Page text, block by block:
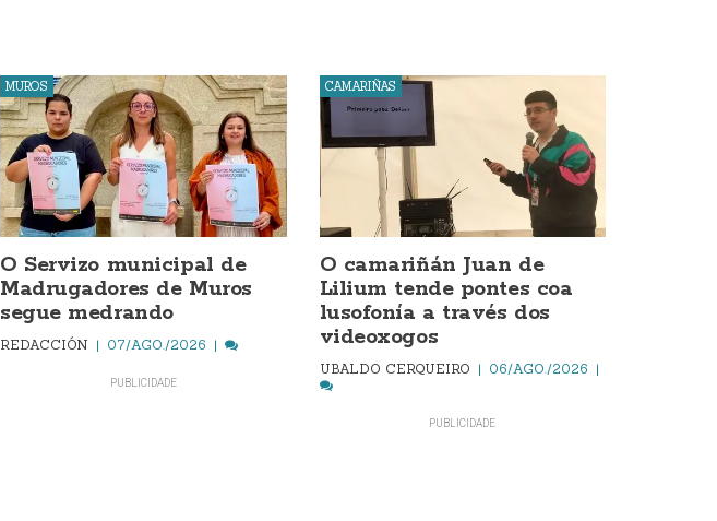
MUROS
O Servizo municipal de
Madrugadores de Muros
segue medrando
REDACCIÓN 07/AGO./2026
CAMARIÑAS
O camariñán Juan de
Lilium tende pontes coa
lusofonía a través dos
videoxogos
UBALDO CERQUEIRO 06/AGO./2026